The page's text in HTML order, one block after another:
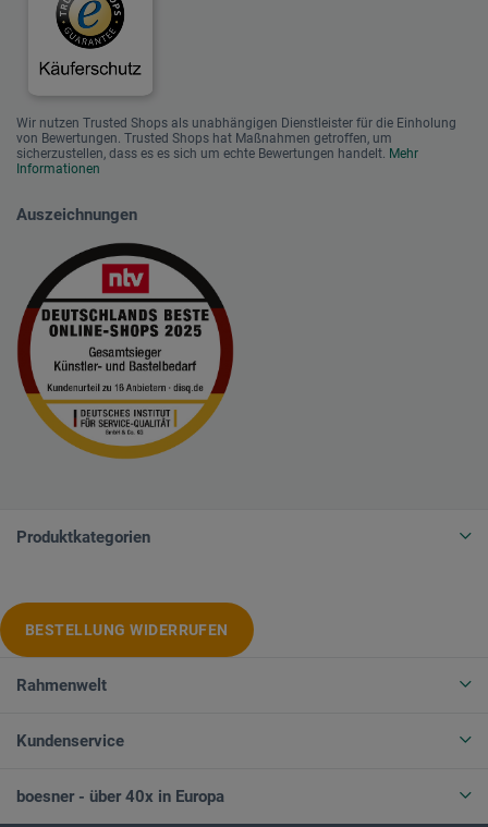
Wir nutzen Trusted Shops als unabhängigen Dienstleister für die Einholung
von Bewertungen. Trusted Shops hat Maßnahmen getroffen, um
sicherzustellen, dass es es sich um echte Bewertungen handelt. Mehr
Informationen
Auszeichnungen
Produktkategorien
BESTELLUNG WIDERRUFEN
Rahmenwelt
Kundenservice
boesner - über 40x in Europa